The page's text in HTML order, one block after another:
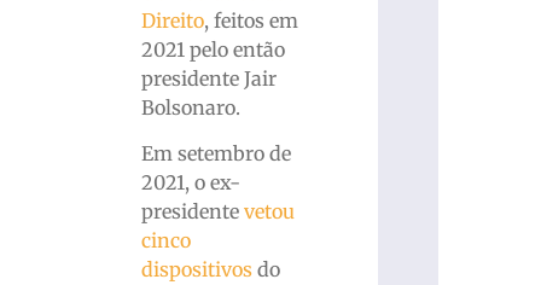
Direito, feitos em
2021 pelo então
presidente Jair
Bolsonaro.
Em setembro de
2021, o ex-
presidente vetou
cinco
dispositivos do